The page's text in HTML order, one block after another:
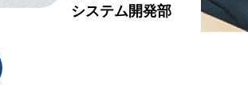
システム開発部